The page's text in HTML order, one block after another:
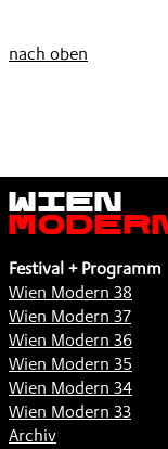
nach oben
Wien
Festival + Programm
Wien Modern 38
Wien Modern 37
Wien Modern 36
Wien Modern 35
Wien Modern 34
Wien Modern 33
Archiv